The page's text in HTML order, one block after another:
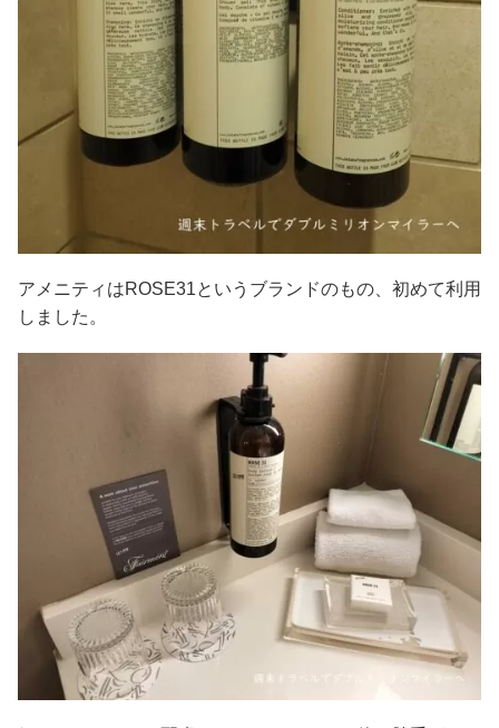
アメニティはROSE31というブランドのもの、初めて利用
しました。